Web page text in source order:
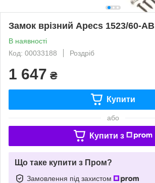
Замок врізний Apecs 1523/60-AB
В наявності
Код: 00033188
Роздріб
1 647 ₴
Купити
або
Купити з
Що таке купити з Пром?
Замовлення під захистом